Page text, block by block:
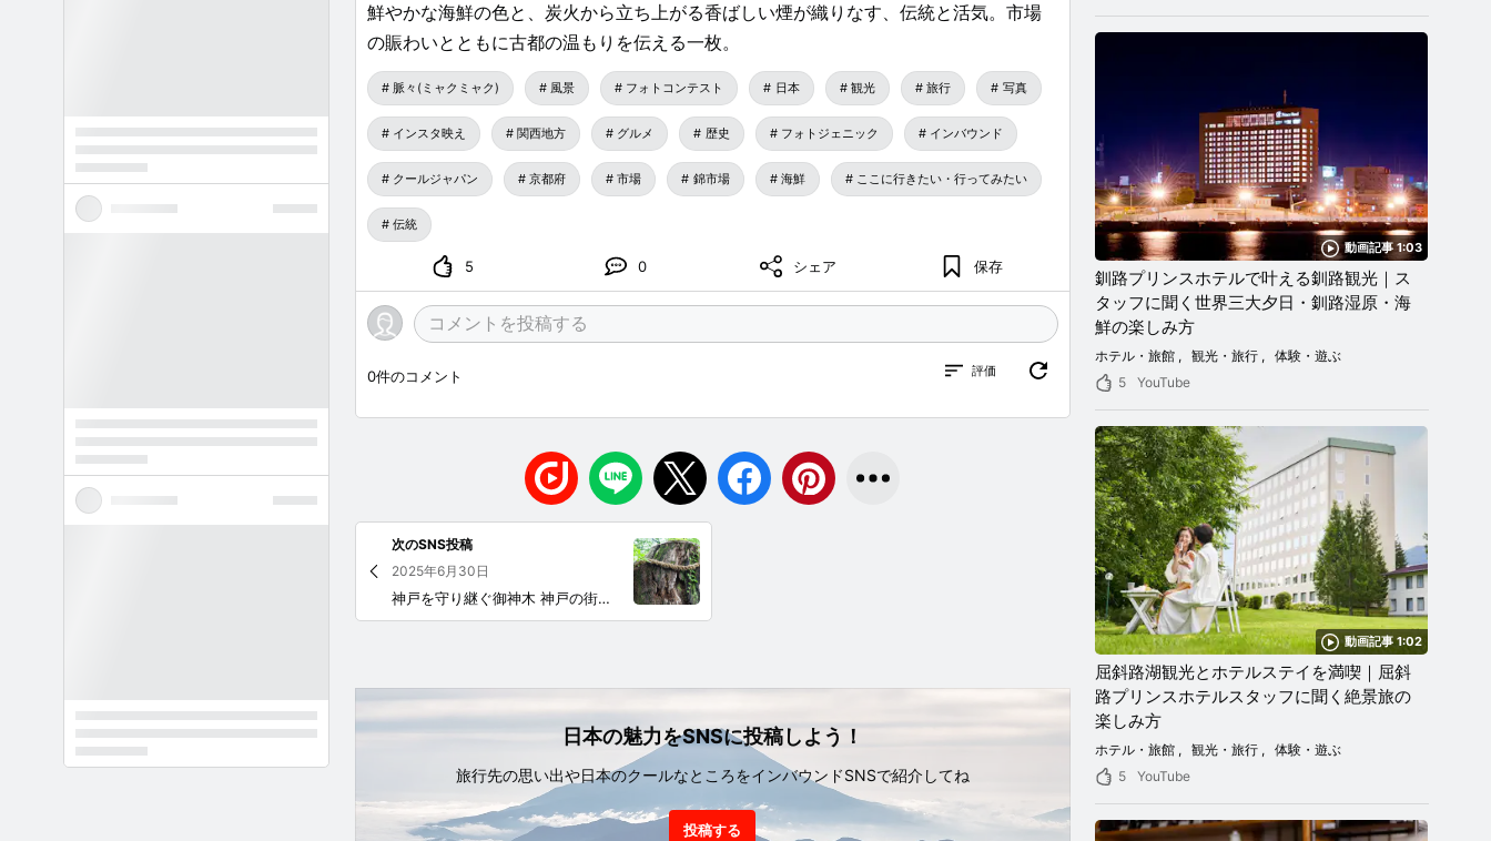
鮮やかな海鮮の色と、炭火から立ち上がる香ばしい煙が織りなす、伝統と活気。市場
の賑わいとともに古都の温もりを伝える一枚。
脈々(ミャクミャク) 風景 フォトコンテスト 日本 観光 旅行 写真
インスタ映え 関西地方 グルメ 歴史 フォトジェニック インバウンド
クールジャパン 京都府 市場 錦市場 海鮮 ここに行きたい・行ってみたい
伝統
5 0 シェア 保存
0件のコメント 評価
次のSNS投稿
2025年6月30日
神戸を守り継ぐ御神木 神戸の街中にある生田神社で撮影したもの。 都会の喧騒のなかにひっそりと佇むこの場所はまるで別世界のようで、そこにかまえる御神木は不思議な力を感じさせていた。
日本の魅力をSNSに投稿しよう！
旅行先の思い出や日本のクールなところをインバウンドSNSで紹介してね
投稿する
動画記事 1:03
釧路プリンスホテルで叶える釧路観光｜ス
タッフに聞く世界三大夕日・釧路湿原・海
鮮の楽しみ方
ホテル・旅館 観光・旅行
体験・遊ぶ
5
YouTube
動画記事 1:02
屈斜路湖観光とホテルステイを満喫｜屈斜
路プリンスホテルスタッフに聞く絶景旅の
楽しみ方
ホテル・旅館 観光・旅行
体験・遊ぶ
5
YouTube